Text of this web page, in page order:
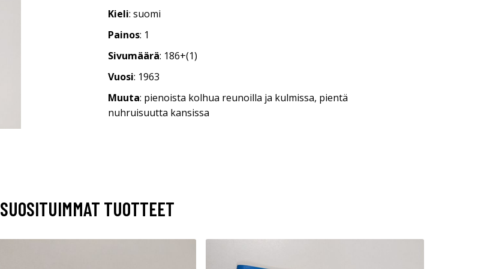
Kieli: suomi
Painos: 1
Sivumäärä: 186+(1)
Vuosi: 1963
Muuta: pienoista kolhua reunoilla ja kulmissa, pientä
nuhruisuutta kansissa
SUOSITUIMMAT TUOTTEET